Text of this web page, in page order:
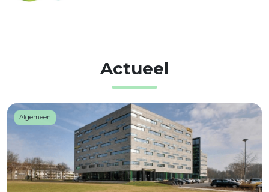
Actueel
Algemeen